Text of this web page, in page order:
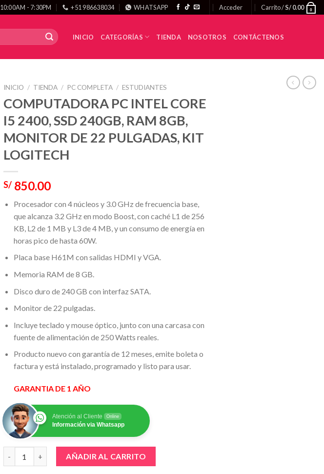
10:00AM - 7:30PM +51 986638034 WHATSAPP Acceder Carrito /S/0.00 0
INICIO CATEGORÍAS TIENDA NOSOTROS CONTÁCTENOS
INICIO / TIENDA / PC COMPLETA / ESTUDIANTES
COMPUTADORA PC INTEL CORE
I5 2400, SSD 240GB, RAM 8GB,
MONITOR DE 22 PULGADAS, KIT
LOGITECH
S/ 850.00
Procesador con 4 núcleos y 3.0 GHz de frecuencia base,
que alcanza 3.2 GHz en modo Boost, con caché L1 de 256
KB, L2 de 1 MB y L3 de 4 MB, y un consumo de energía en
horas pico de hasta 60W.
Placa base H61M con salidas HDMI y VGA.
Memoria RAM de 8 GB.
Disco duro de 240 GB con interfaz SATA.
Monitor de 22 pulgadas.
Incluye teclado y mouse óptico, junto con una carcasa con
fuente de alimentación de 250 Watts reales.
Producto nuevo con garantía de 12 meses, emite boleta o
factura y está instalado, programado y listo para usar.
GARANTIA DE 1 AÑO
Atención al Cliente Online
Información via Whatsapp
COMPUTADORA PC INTEL CORE I5 2400, SSD 240GB, RAM 8GB, MONITOR DE 22 PULGADAS,
AÑADIR AL CARRITO